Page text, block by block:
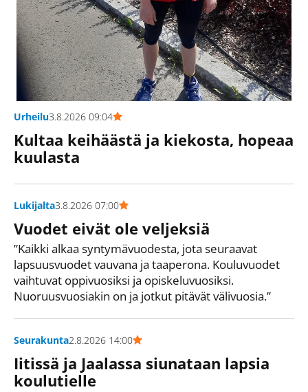
Urheilu3.8.2026 09:04
Kultaa keihäästä ja kiekosta, hopeaa
kuulasta
Lukijalta3.8.2026 07:00
Vuodet eivät ole veljeksiä
Kaikki alkaa syntymävuodesta, jota seuraavat
lapsuusvuodet vauvana ja taaperona. Kouluvuodet
vaihtuvat oppivuosiksi ja opiskeluvuosiksi.
Nuoruusvuosiakin on ja jotkut pitävät välivuosia.
Seurakunta2.8.2026 14:00
Iitissä ja Jaalassa siunataan lapsia
koulutielle